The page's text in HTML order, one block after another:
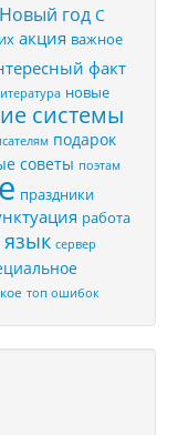
Новый год С
акция важное
факт
новые
системы
подарок
советы поэтам
праздники
работа
язык сервер
топ ошибок